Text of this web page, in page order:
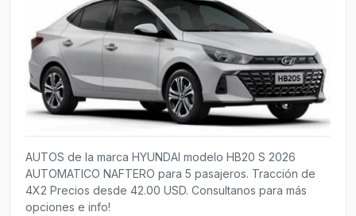
AUTOS de la marca HYUNDAI modelo HB20 S 2026
AUTOMATICO NAFTERO para 5 pasajeros. Tracción de
4X2 Precios desde 42.00 USD. Consultanos para más
opciones e info!